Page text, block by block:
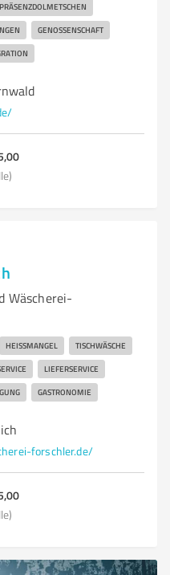
PRÄSENZDOLMETSCHEN
GENOSSENSCHAFT
Wäscherei-
HEISSMANGEL TISCHWÄSCHE
LIEFERSERVICE
GASTRONOMIE
forschler.de/